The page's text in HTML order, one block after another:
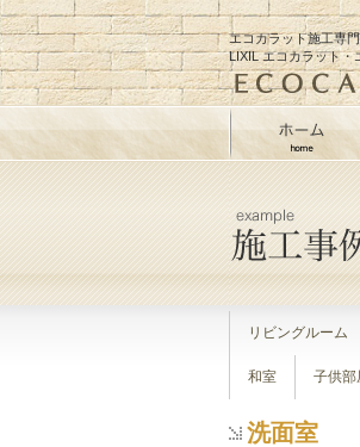
エコカラット施工専
LIXIL エコカラット・
リビングルーム
和室 子供部
洗面室